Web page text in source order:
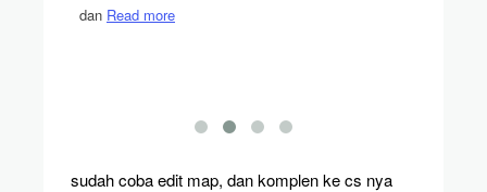
dan Read more
sudah coba edit map, dan komplen ke cs nya